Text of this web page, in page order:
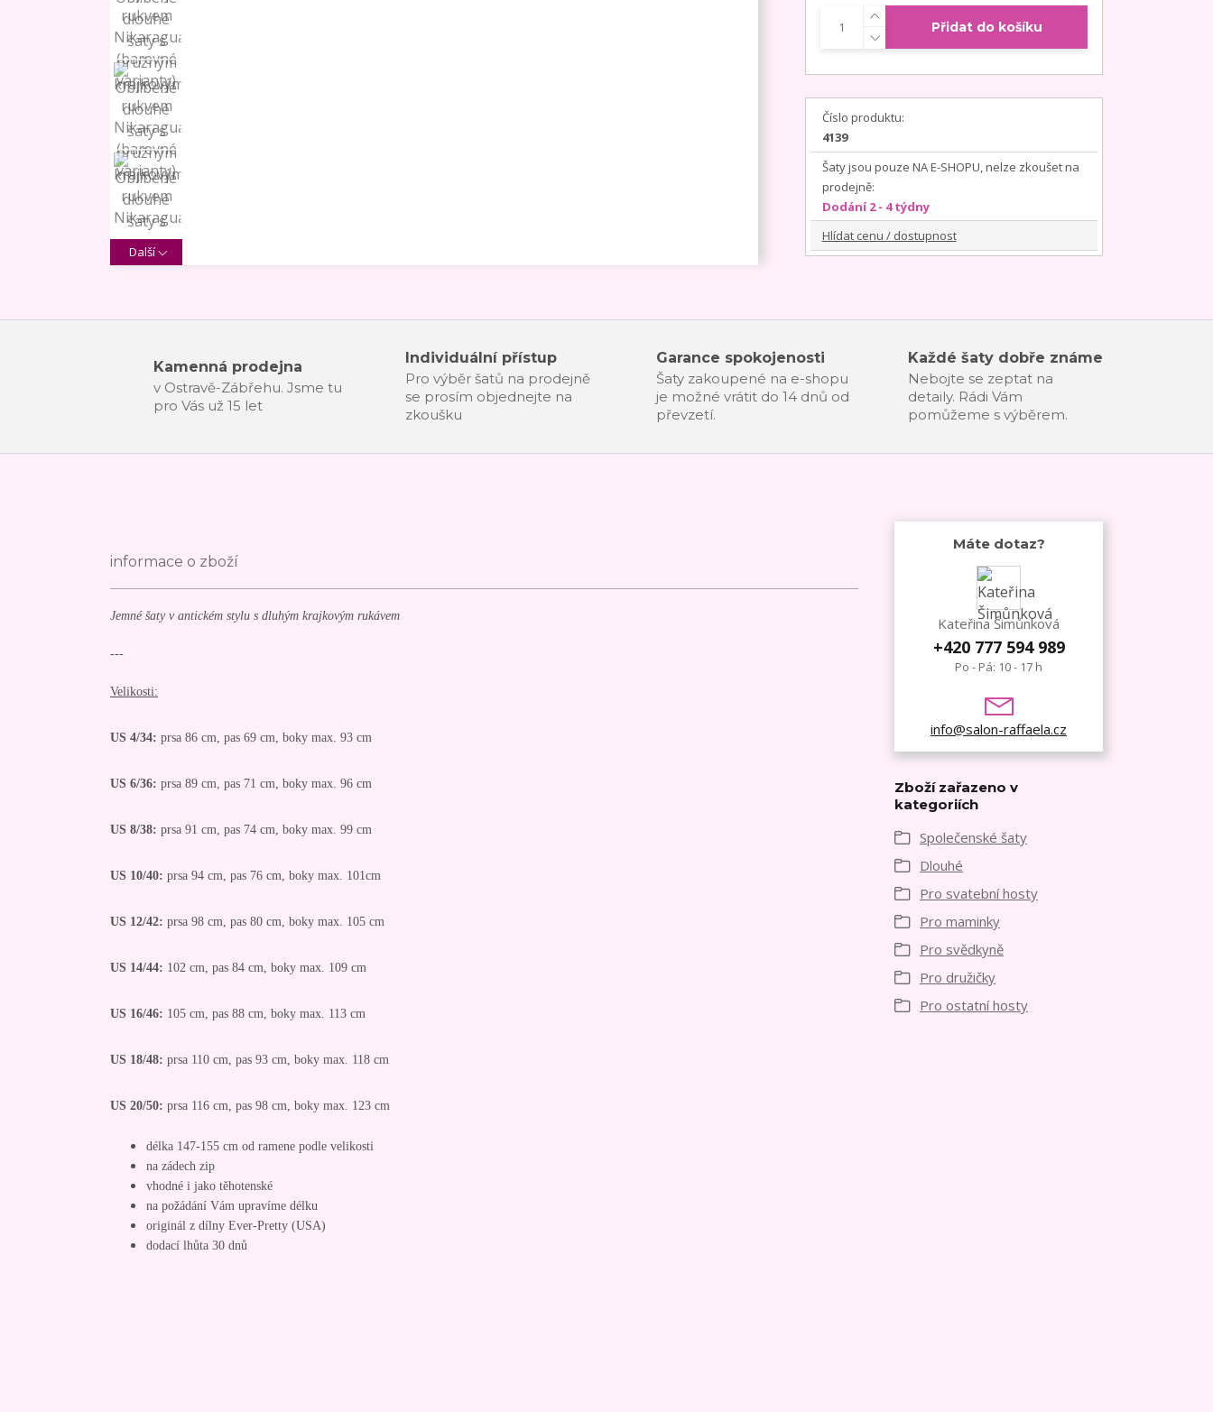
Další
Přidat do košíku
Číslo produktu:
4139
Šaty jsou pouze NA E-SHOPU, nelze zkoušet na
prodejně:
Dodání 2 - 4 týdny
Hlídat cenu / dostupnost
Kamenná prodejna
v Ostravě-Zábřehu. Jsme tu
pro Vás už 15 let
Individuální přístup
Pro výběr šatů na prodejně
se prosím objednejte na
zkoušku
Garance spokojenosti
Šaty zakoupené na e-shopu
je možné vrátit do 14 dnů od
převzetí.
Každé šaty dobře známe
Nebojte se zeptat na
detaily. Rádi Vám
pomůžeme s výběrem.
informace o zboží
Jemné šaty v antickém stylu s dluhým krajkovým rukávem
---
Velikosti:
US 4/34: prsa 86 cm, pas 69 cm, boky max. 93 cm
US 6/36: prsa 89 cm, pas 71 cm, boky max. 96 cm
US 8/38: prsa 91 cm, pas 74 cm, boky max. 99 cm
US 10/40: prsa 94 cm, pas 76 cm, boky max. 101cm
US 12/42: prsa 98 cm, pas 80 cm, boky max. 105 cm
US 14/44: 102 cm, pas 84 cm, boky max. 109 cm
US 16/46: 105 cm, pas 88 cm, boky max. 113 cm
US 18/48: prsa 110 cm, pas 93 cm, boky max. 118 cm
US 20/50: prsa 116 cm, pas 98 cm, boky max. 123 cm
délka 147-155 cm od ramene podle velikosti
na zádech zip
vhodné i jako těhotenské
na požádání Vám upravíme délku
originál z dílny Ever-Pretty (USA)
dodací lhůta 30 dnů
Máte dotaz?
Kateřina Šimůnková
+420 777 594 989
Po - Pá: 10 - 17 h
info@salon-raffaela.cz
Zboží zařazeno v
kategoriích
Společenské šaty
Dlouhé
Pro svatební hosty
Pro maminky
Pro svědkyně
Pro družičky
Pro ostatní hosty